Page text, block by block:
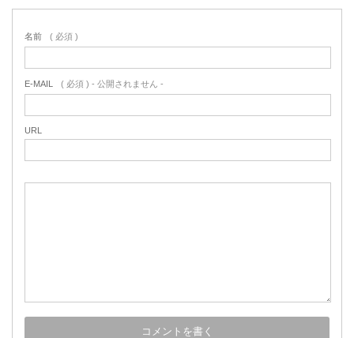
名前 ( 必須 )
E-MAIL ( 必須 ) - 公開されません -
URL